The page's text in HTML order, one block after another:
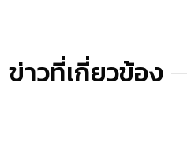
ข่าวที่เกี่ยวข้อง